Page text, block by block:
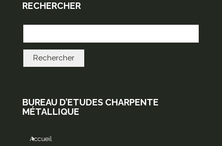
RECHERCHER
BUREAU D’ETUDES CHARPENTE
MÉTALLIQUE
Accueil